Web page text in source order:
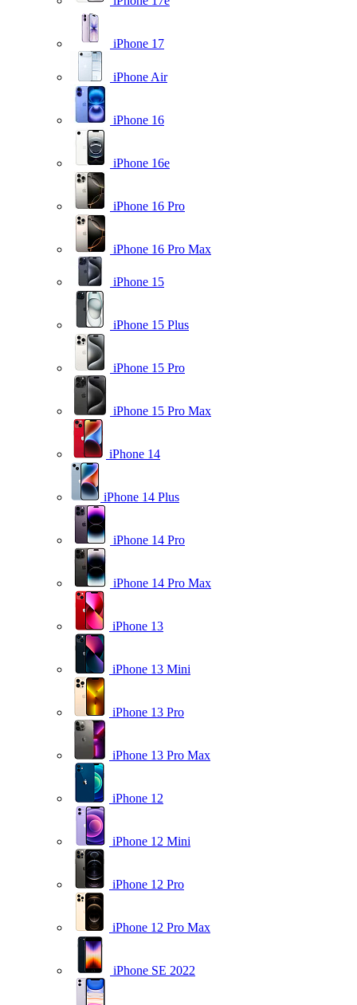
iPhone 17
iPhone Air
iPhone 16
iPhone 16e
iPhone 16 Pro
iPhone 16 Pro Max
iPhone 15
iPhone 15 Plus
iPhone 15 Pro
iPhone 15 Pro Max
iPhone 14
iPhone 14 Plus
iPhone 14 Pro
iPhone 14 Pro Max
iPhone 13
iPhone 13 Mini
iPhone 13 Pro
iPhone 13 Pro Max
iPhone 12
iPhone 12 Mini
iPhone 12 Pro
iPhone 12 Pro Max
iPhone SE 2022